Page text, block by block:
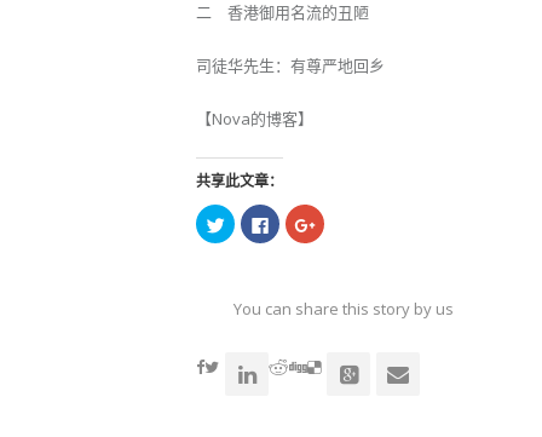
二 香港御用名流的丑陋
司徒华先生：有尊严地回乡
【Nova的博客】
共享此文章：
点
击
共
享
窗
口
点
击
共
享
窗
口
点
击
共
享
窗
口
You can share this story by using your